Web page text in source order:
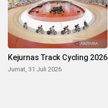
Kejurnas Track Cycling 2026
Jumat, 31 Juli 2026